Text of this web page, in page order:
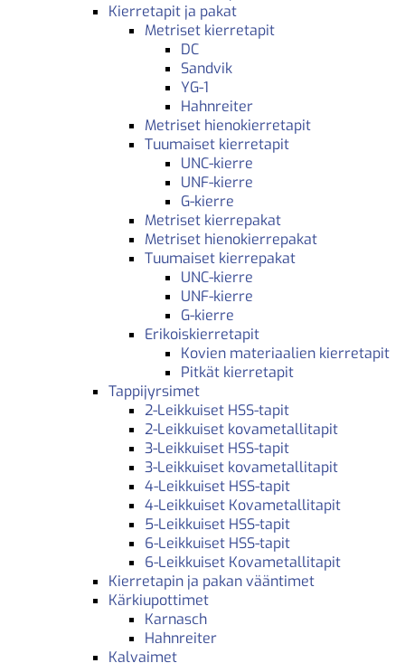
Kierretapit ja pakat
Metriset kierretapit
DC
Sandvik
YG-1
Hahnreiter
Metriset hienokierretapit
Tuumaiset kierretapit
UNC-kierre
UNF-kierre
G-kierre
Metriset kierrepakat
Metriset hienokierrepakat
Tuumaiset kierrepakat
UNC-kierre
UNF-kierre
G-kierre
Erikoiskierretapit
Kovien materiaalien kierretapit
Pitkät kierretapit
Tappijyrsimet
2-Leikkuiset HSS-tapit
2-Leikkuiset kovametallitapit
3-Leikkuiset HSS-tapit
3-Leikkuiset kovametallitapit
4-Leikkuiset HSS-tapit
4-Leikkuiset Kovametallitapit
5-Leikkuiset HSS-tapit
6-Leikkuiset HSS-tapit
6-Leikkuiset Kovametallitapit
Kierretapin ja pakan vääntimet
Kärkiupottimet
Karnasch
Hahnreiter
Kalvaimet